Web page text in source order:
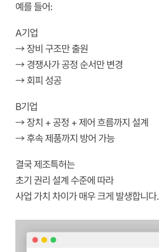
예를 들어:
A기업
→ 장비 구조만 출원
→ 경쟁사가 공정 순서만 변경
→ 회피 성공
B기업
→ 장치 + 공정 + 제어 흐름까지 설계
→ 후속 제품까지 방어 가능
결국 제조특허는
초기 권리 설계 수준에 따라
사업 가치 차이가 매우 크게 발생합니다.